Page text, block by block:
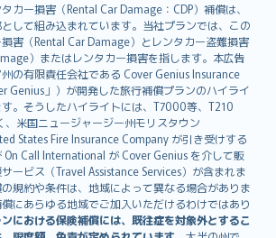
カー損害（Rental Car Damage：CDP）補償は、
して組み込まれています。当社プランでは、この
害（Rental Car Damage）とレンタカー盗難損害
）またはレンタカー損害を指します。本広告
の有限責任会社である Cover Genius Insurance
Genius」）が開発した旅行補償プランのハイライ
。そうしたハイライトには、T7000等、T210
米国ニュージャージー州モリスタウン
States Fire Insurance Company が引き受けする
On Call International が Cover Genius を介して販
ービス（Travel Assistance Services）が含まれま
規約や条件は、地域によって異なる場合がありま
にあらゆる地域でご加入いただけるわけではあり
における保険補償には、既往症を対象外とするこ